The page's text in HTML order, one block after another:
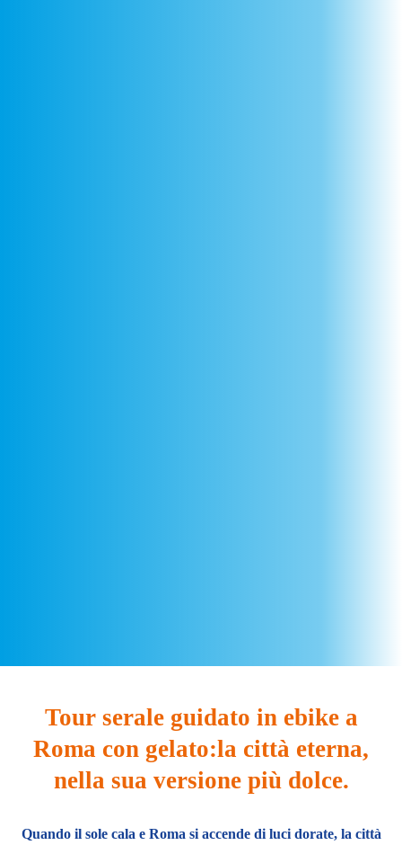
Tour serale guidato in ebike a
Roma con gelato:la città eterna,
nella sua versione più dolce.
Quando il sole cala e Roma si accende di luci dorate, la città